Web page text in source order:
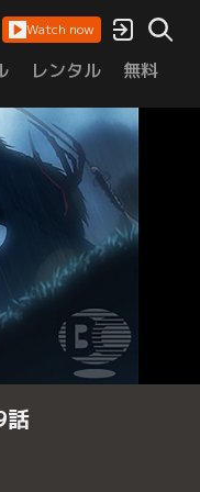
Watch now
レンタル 無料
話